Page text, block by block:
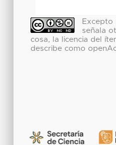
Excepto
señala
cosa, la licencia del
describe como